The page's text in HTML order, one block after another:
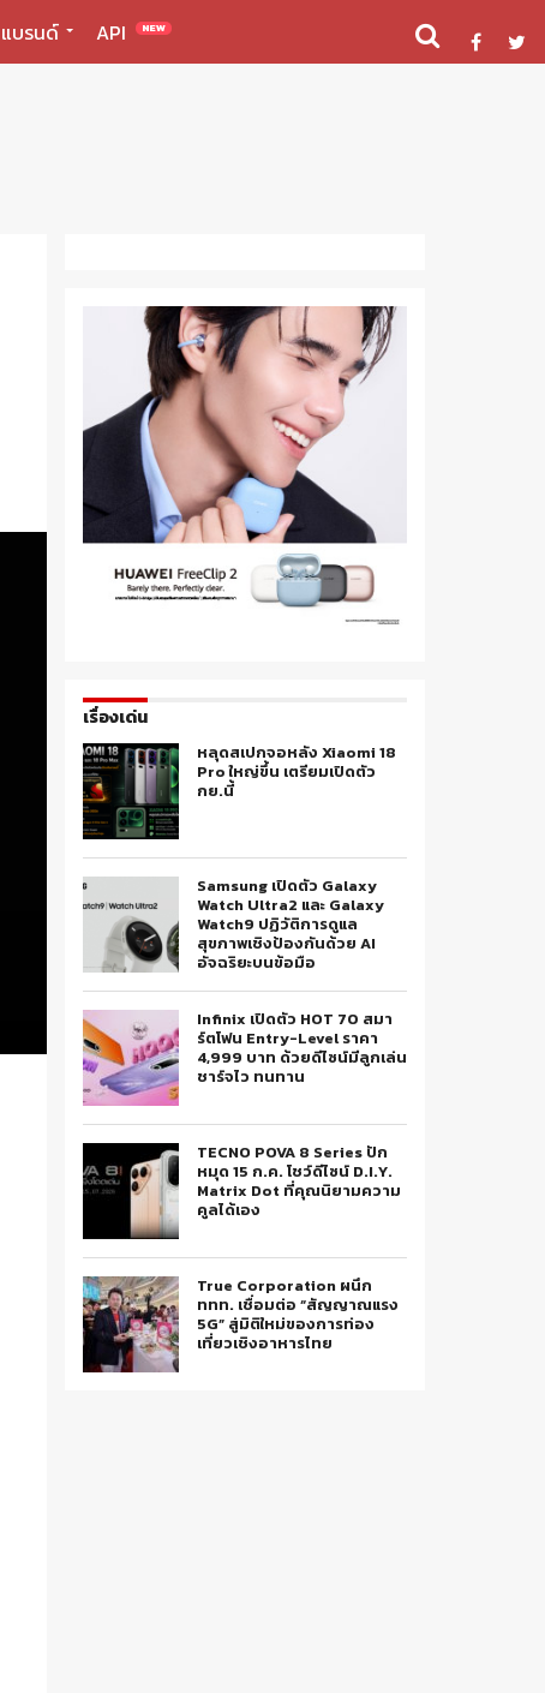
แบรนด์ API NEW
เรื่องเด่น
หลุดสเปกจอหลัง Xiaomi 18
Pro ใหญ่ขึ้น เตรียมเปิดตัว
กย.นี้
Samsung เปิดตัว Galaxy
Watch Ultra2 และ Galaxy
Watch9 ปฏิวัติการดูแล
สุขภาพเชิงป้องกันด้วย AI
อัจฉริยะบนข้อมือ
Infinix เปิดตัว HOT 70 สมา
ร์ตโฟน Entry-Level ราคา
4,999 บาท ด้วยดีไซน์มีลูกเล่น
ชาร์จไว ทนทาน
TECNO POVA 8 Series ปัก
หมุด 15 ก.ค. โชว์ดีไซน์ D.I.Y.
Matrix Dot ที่คุณนิยามความ
คูลได้เอง
True Corporation ผนึก
ททท. เชื่อมต่อ “สัญญาณแรง
5G” สู่มิติใหม่ของการท่อง
เที่ยวเชิงอาหารไทย